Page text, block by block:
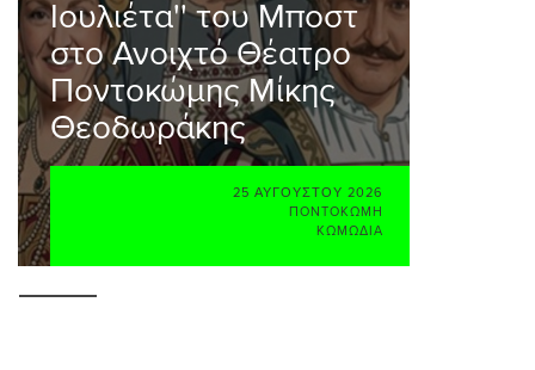
Ιουλιέτα'' του Μποστ
στο Ανοιχτό Θέατρο
Ποντοκώμης Μίκης
Θεοδωράκης
25 ΑΥΓΟΎΣΤΟΥ 2026
ΠΟΝΤΟΚΏΜΗ
ΚΩΜΩΔΊΑ